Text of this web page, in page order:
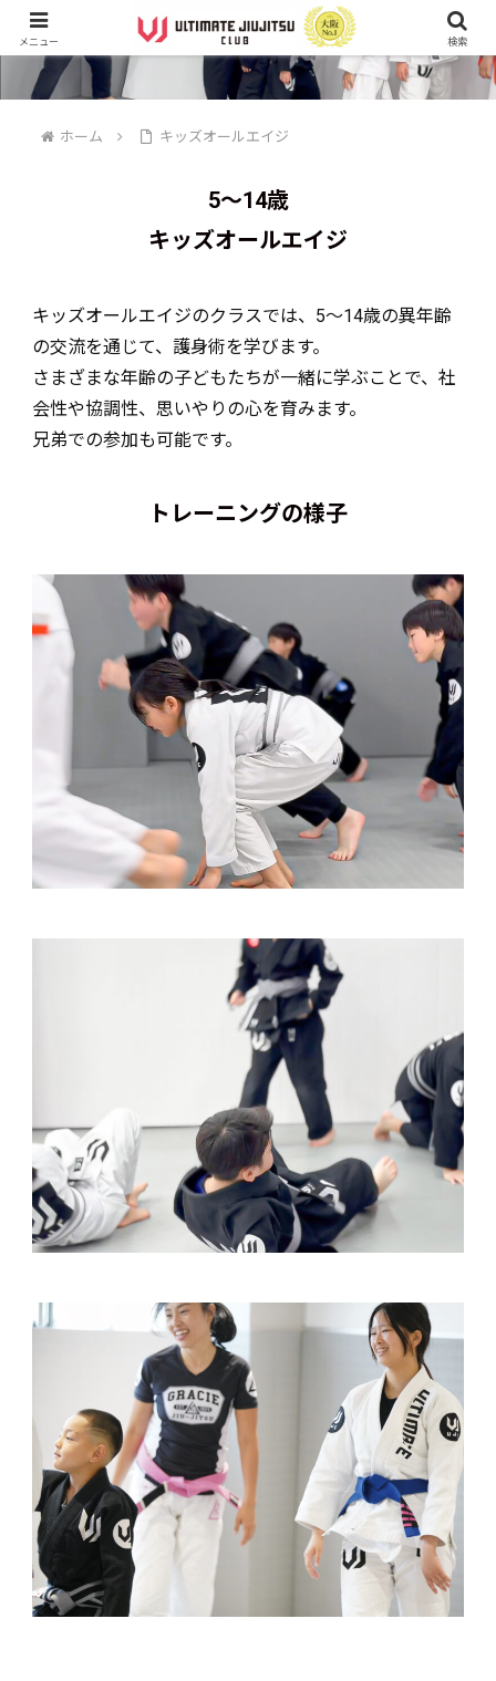
ホーム キッズオールエイジ
5～14歳
キッズオールエイジ
キッズオールエイジのクラスでは、5～14歳の異年齢
の交流を通じて、護身術を学びます。
さまざまな年齢の子どもたちが一緒に学ぶことで、社
会性や協調性、思いやりの心を育みます。
兄弟での参加も可能です。
トレーニングの様子
メニュー 検索